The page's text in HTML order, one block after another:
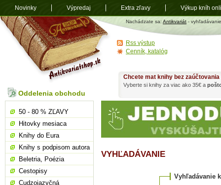
Antikvariát
shop.sk
Nachádzate sa: Antikvariát - vyhľadávanie
VYHĽADÁVANIE
Vyhľadávanie
Chcete mat knihy bez
Vyberte si knihy za viac ako 35€ a
Oddelenia obchodu
50 - 80 % ZĽAVY
Hitovky mesiaca
Knihy do Eura
Knihy s podpisom autora
Beletria, Poézia
Cestopisy
Cudzojazyčná
Rss výstup
Cenník, katalóg
Novinky Výpredaj Extra zľavy Výkup kníh